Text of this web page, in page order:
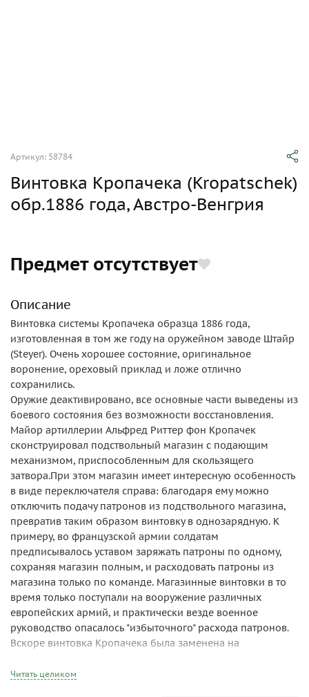
Артикул: 58784
Винтовка Кропачека (Kropatschek)
обр.1886 года, Австро-Венгрия
Предмет отсутствует
Описание
Винтовка системы Кропачека образца 1886 года,
изготовленная в том же году на оружейном заводе Штайр
(Steyer). Очень хорошее состояние, оригинальное
воронение, ореховый приклад и ложе отлично
сохранились.
Оружие деактивировано, все основные части выведены из
боевого состояния без возможности восстановления.
Майор артиллерии Альфред Риттер фон Кропачек
сконструировал подствольный магазин с подающим
механизмом, приспособленным для скользящего
затвора.При этом магазин имеет интересную особенность
в виде переключателя справа: благодаря ему можно
отключить подачу патронов из подствольного магазина,
превратив таким образом винтовку в однозарядную. К
примеру, во французской армии солдатам
предписывалось уставом заряжать патроны по одному,
сохраняя магазин полным, и расходовать патроны из
магазина только по команде. Магазинные винтовки в то
время только поступали на вооружение различных
европейских армий, и практически везде военное
руководство опасалось "избыточного" расхода патронов.
Вскоре винтовка Кропачека была заменена на
1886 году.
Читать целиком